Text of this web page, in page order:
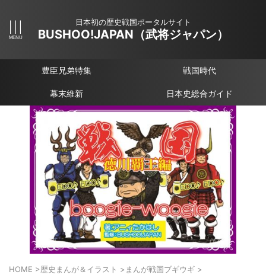
日本初の歴史戦国ポータルサイト
BUSHOO!JAPAN（武将ジャパン）
豊臣兄弟特集 戦国時代
幕末維新 日本史総合ガイド
HOME >歴史まんが＆イラスト > まんが戦国ブギウギ >